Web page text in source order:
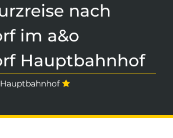
nach
im a&o
Hauptbahnhof